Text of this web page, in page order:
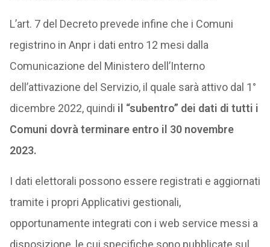
L’art. 7 del Decreto prevede infine che i Comuni
registrino in Anpr i dati entro 12 mesi dalla
Comunicazione del Ministero dell’Interno
dell’attivazione del Servizio, il quale sarà attivo dal 1°
dicembre 2022, quindi il “subentro” dei dati di tutti i
Comuni dovrà terminare entro il 30 novembre
2023.
I dati elettorali possono essere registrati e aggiornati
tramite i propri Applicativi gestionali,
opportunamente integrati con i web service messi a
disposizione, le cui specifiche sono pubblicate sul